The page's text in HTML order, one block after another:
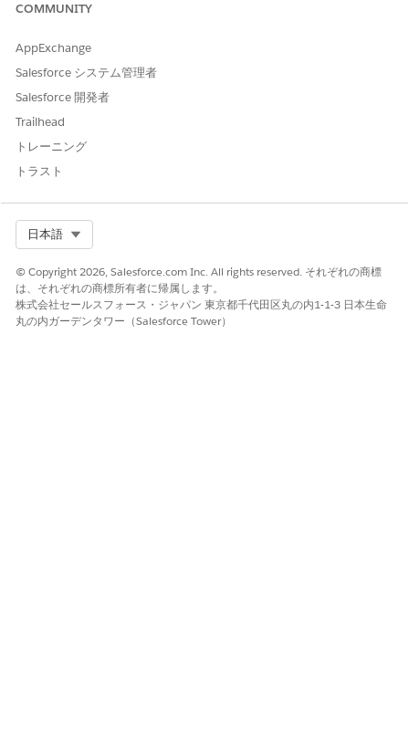
COMMUNITY
AppExchange
Salesforce システム管理者
Salesforce 開発者
Trailhead
トレーニング
トラスト
日本語
© Copyright 2026, Salesforce.com Inc. All rights reserved. それぞれの商標
は、それぞれの商標所有者に帰属します。
株式会社セールスフォース・ジャパン 東京都千代田区丸の内1-1-3 日本生命
丸の内ガーデンタワー（Salesforce Tower）